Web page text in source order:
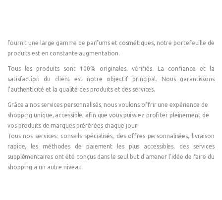
fournit une large gamme de parfums et cosmétiques, notre portefeuille de
produits est en constante augmentation.
Tous les produits sont 100% originales, vérifiés. La confiance et la
satisfaction du client est notre objectif principal. Nous garantissons
l'authenticité et la qualité des produits et des services.
Grâce a nos services personnalisés, nous voulons offrir une expérience de
shopping unique, accessible, afin que vous puissiez profiter pleinement de
vos produits de marques préférées chaque jour.
Tous nos services: conseils spécialisés, des offres personnalisées, livraison
rapide, les méthodes de paiement les plus accessibles, des services
supplémentaires ont été conçus dans le seul but d'amener l'idée de faire du
shopping a un autre niveau.